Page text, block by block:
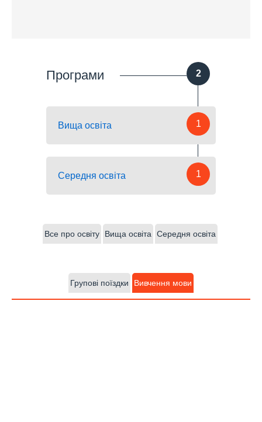
Програми 2
Вища освіта 1
Середня освіта 1
Все про освіту Вища освіта Середня освіта
Групові поїздки Вивчення мови